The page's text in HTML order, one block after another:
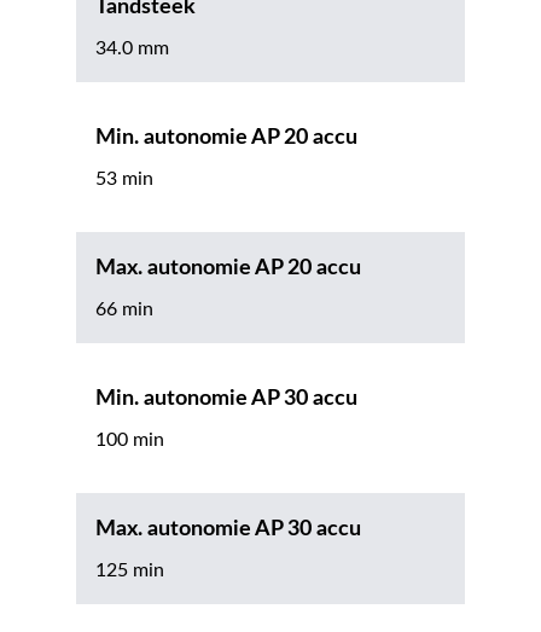
Tandsteek
34.0 mm
Min. autonomie AP 20 accu
53 min
Max. autonomie AP 20 accu
66 min
Min. autonomie AP 30 accu
100 min
Max. autonomie AP 30 accu
125 min